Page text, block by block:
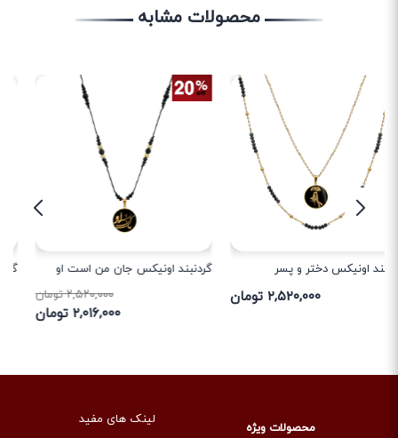
محصولات مشابه
گردنبند اونیکس جان من است او
۲,۵۲۰,۰۰۰ تومان
۲,۰۱۶,۰۰۰ تومان
گردنبند چشم و نظر انار
۳,۵۵۹,۰۰۰ تومان
محصولات ویژه
لینک های مفید